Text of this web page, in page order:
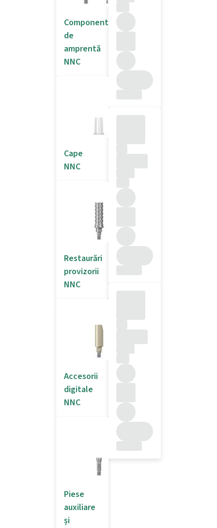
Componente
de
amprentă
NNC
Cape
NNC
Restaurări
provizorii
NNC
Accesorii
digitale
NNC
Piese
auxiliare
și